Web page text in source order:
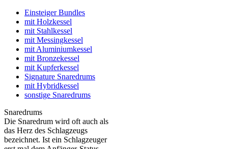
Einsteiger Bundles
mit Holzkessel
mit Stahlkessel
mit Messingkessel
mit Aluminiumkessel
mit Bronzekessel
mit Kupferkessel
Signature Snaredrums
mit Hybridkessel
sonstige Snaredrums
Snaredrums
Die Snaredrum wird oft auch als
das Herz des Schlagzeugs
bezeichnet. Ist ein Schlagzeuger